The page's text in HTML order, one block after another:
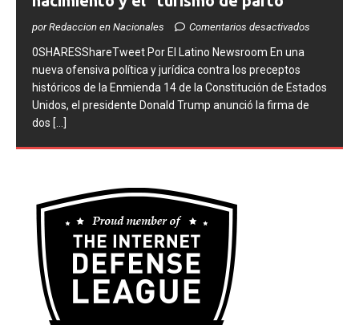
nacimiento y el “turismo de parto”
por Redaccion en Nacionales
0SHARESShareTweet ​Por El Latino Newsroom ​En una
nueva ofensiva política y jurídica contra los preceptos
históricos de la Enmienda 14 de la Constitución de Estados
Unidos, el presidente Donald Trump anunció la firma de
[...]